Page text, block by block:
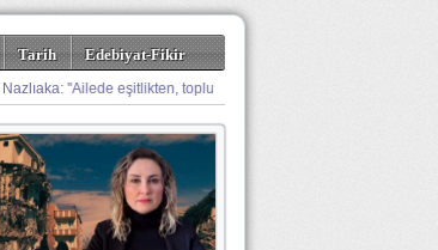
Tarih
Edebiyat-Fikir